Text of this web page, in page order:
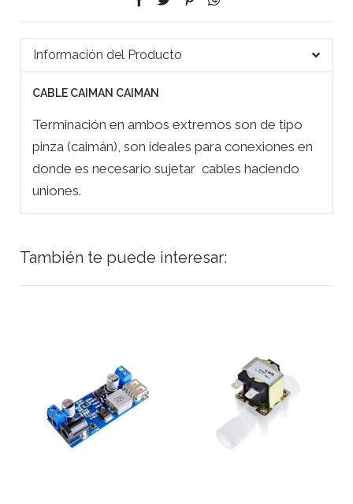
Información del Producto
CABLE CAIMAN CAIMAN
Terminación en ambos extremos son de tipo
pinza (caimán), son ideales para conexiones en
donde es necesario sujetar cables haciendo
uniones.
También te puede interesar: